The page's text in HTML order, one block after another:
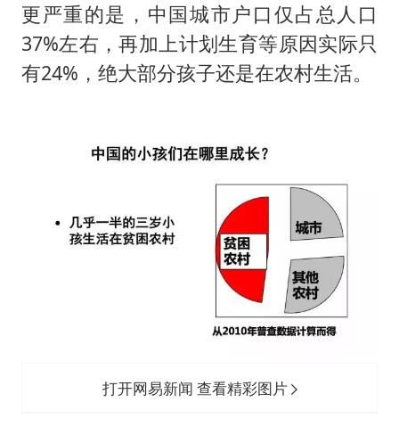
更严重的是，中国城市户口仅占总人口
37%左右，再加上计划生育等原因实际只
有24%，绝大部分孩子还是在农村生活。
打开网易新闻 查看精彩图片